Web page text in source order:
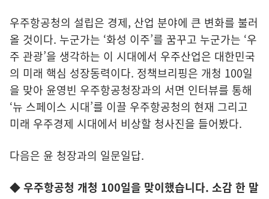
우주항공청의 설립은 경제, 산업 분야에 큰 변화를 불러
올 것이다. 누군가는 ‘화성 이주’를 꿈꾸고 누군가는 ‘우
주 관광’을 생각하는 이 시대에서 우주산업은 대한민국
의 미래 핵심 성장동력이다. 정책브리핑은 개청 100일
을 맞아 윤영빈 우주항공청장과의 서면 인터뷰를 통해
‘뉴 스페이스 시대’를 이끌 우주항공청의 현재 그리고
미래 우주경제 시대에서 비상할 청사진을 들어봤다.
다음은 윤 청장과의 일문일답.
◆ 우주항공청 개청 100일을 맞이했습니다. 소감 한 말